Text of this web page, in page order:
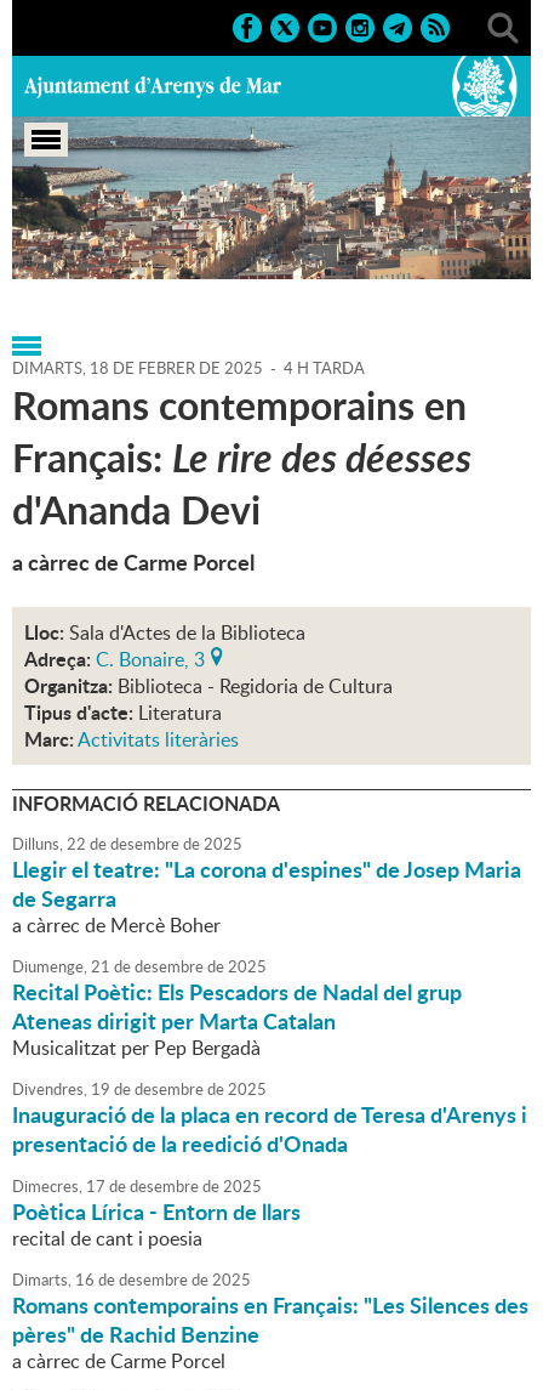
Portada > Agenda > 18-02-
2025 > Marcs > Culturals > 2025 > Activitats literàries
DIMARTS, 18 DE FEBRER DE 2025 - 4 H TARDA
Romans contemporains en
Français: Le rire des déesses
d'Ananda Devi
a càrrec de Carme Porcel
Lloc: Sala d'Actes de la Biblioteca
Adreça: C. Bonaire, 3
Organitza: Biblioteca - Regidoria de Cultura
Tipus d'acte: Literatura
Marc:Activitats literàries
INFORMACIÓ RELACIONADA
Dilluns,22 dedesembrede2025
Llegir el teatre: "La corona d'espines" de Josep Maria
de Segarra
a càrrec de Mercè Boher
Diumenge,21 dedesembrede2025
Recital Poètic: Els Pescadors de Nadal del grup
Ateneas dirigit per Marta Catalan
Musicalitzat per Pep Bergadà
Divendres, 19 dedesembrede2025
Inauguració de la placa en record de Teresa d'Arenys i
presentació de la reedició d'Onada
Dimecres, 17 dedesembrede2025
Poètica Lírica - Entorn de llars
recital de cant i poesia
Dimarts, 16 dedesembrede2025
Romans contemporains en Français: "Les Silences des
pères" de Rachid Benzine
a càrrec de Carme Porcel